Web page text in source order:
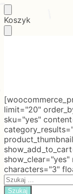
Skip
to
Skip
to
Koszyk
limit="20"
sku="yes"
characters="3"
Search
for: